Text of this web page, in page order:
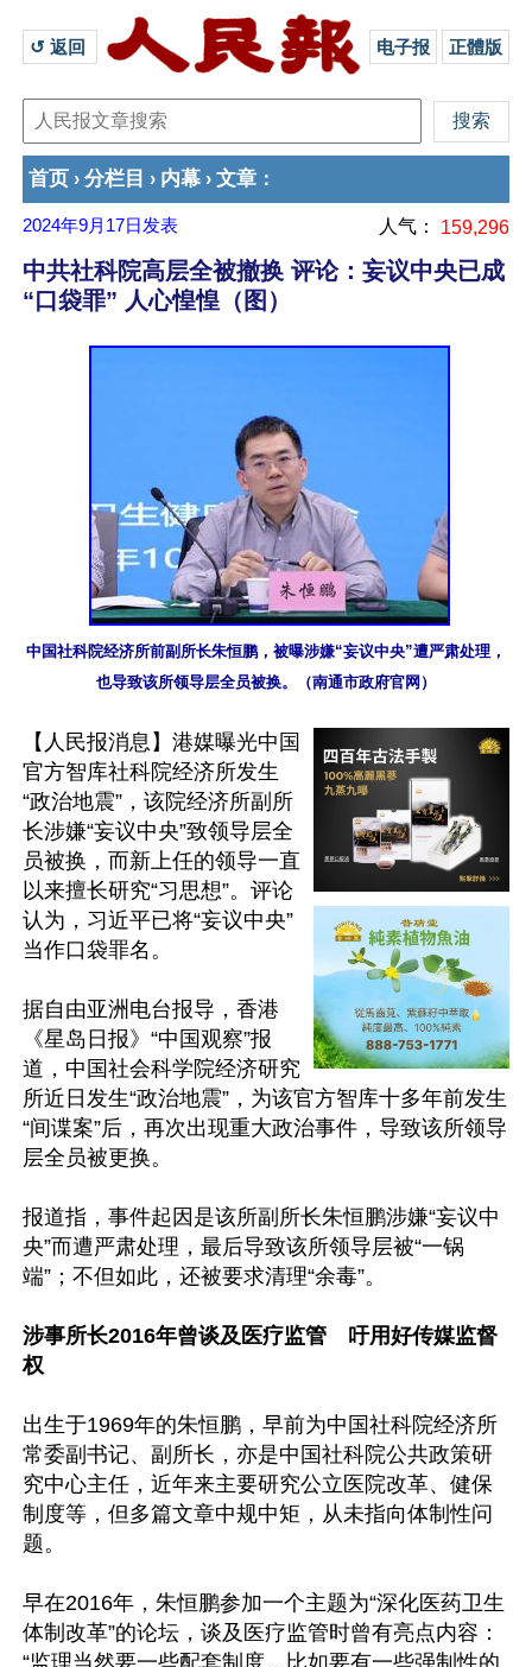
↺ 返回 电子报 正體版
首页 › 分栏目 › 内幕 › 文章 ：
2024年9月17日 发表 人气： 159,296
中共社科院高层全被撤换 评论：妄议中央已成
“口袋罪” 人心惶惶（图）
中国社科院经济所前副所长朱恒鹏，被曝涉嫌“妄议中央”遭严肃处理，
也导致该所领导层全员被换。（南通市政府官网）
【人民报消息】港媒曝光中国
官方智库社科院经济所发生
“政治地震”，该院经济所副所
长涉嫌“妄议中央”致领导层全
员被换，而新上任的领导一直
以来擅长研究“习思想”。评论
认为，习近平已将“妄议中央”
当作口袋罪名。
据自由亚洲电台报导，香港
《星岛日报》“中国观察”报
道，中国社会科学院经济研究
所近日发生“政治地震”，为该官方智库十多年前发生
“间谍案”后，再次出现重大政治事件，导致该所领导
层全员被更换。
报道指，事件起因是该所副所长朱恒鹏涉嫌“妄议中
央”而遭严肃处理，最后导致该所领导层被“一锅
端”；不但如此，还被要求清理“余毒”。
涉事所长2016年曾谈及医疗监管　吁用好传媒监督
权
出生于1969年的朱恒鹏，早前为中国社科院经济所
常委副书记、副所长，亦是中国社科院公共政策研
究中心主任，近年来主要研究公立医院改革、健保
制度等，但多篇文章中规中矩，从未指向体制性问
题。
早在2016年，朱恒鹏参加一个主题为“深化医药卫生
体制改革”的论坛，谈及医疗监管时曾有亮点内容：
“监理当然要一些配套制度，比如要有一些强制性的